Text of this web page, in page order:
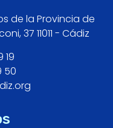
de la Provincia de
37 11011 - Cádiz
19
50